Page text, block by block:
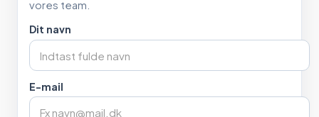
vores team.
Dit navn
E-mail